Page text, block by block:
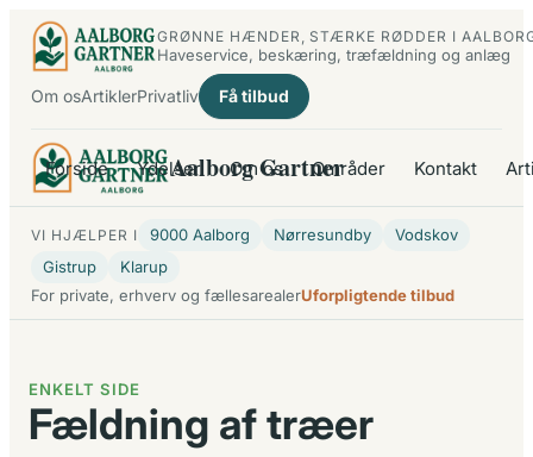
Spring
indhold
GRØNNE HÆNDER, STÆRKE RØDDER I
Haveservice, beskæring, træfældning og anlæg
Om osArtiklerPrivatliv Få tilbud
Aalborg Gartner
Forside Ydelser Om os Områder Kontakt
VI HJÆLPER I 9000 Aalborg Nørresundby
Vodskov
Gistrup
Klarup
For private, erhverv og fællesarealerUforpligtende tilbud
ENKELT SIDE
Fældning af træer